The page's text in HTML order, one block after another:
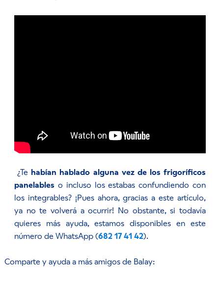
¿Te habían hablado alguna vez de los frigoríficos
panelables o incluso los estabas confundiendo con
los integrables? ¡Pues ahora, gracias a este artículo,
ya no te volverá a ocurrir! No obstante, si todavía
quieres más ayuda, estamos disponibles en este
número de WhatsApp (682 17 41 42).
Comparte y ayuda a más amigos de Balay: